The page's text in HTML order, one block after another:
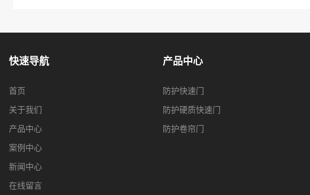
快速导航
首页
关于我们
产品中心
案例中心
新闻中心
在线留言
产品中心
防护快速门
防护硬质快速门
防护卷帘门